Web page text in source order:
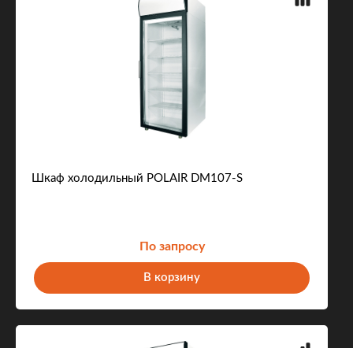
Шкаф холодильный POLAIR DM107-S
По запросу
В корзину